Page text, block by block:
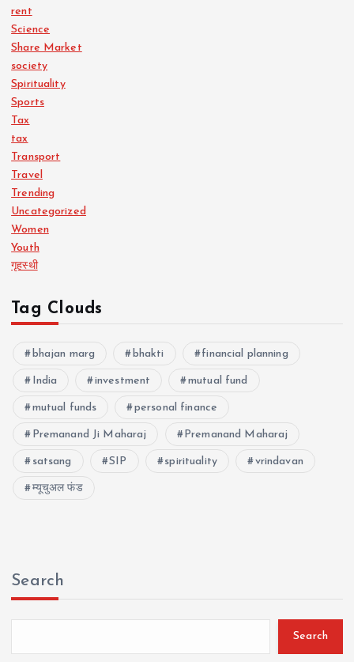
rent
Science
Share Market
society
Spirituality
Sports
Tax
tax
Transport
Travel
Trending
Uncategorized
Women
Youth
गृहस्थी
Tag Clouds
bhajan marg bhakti financial planning
India investment mutual fund
mutual funds personal finance
Premanand Ji Maharaj Premanand Maharaj
satsang SIP spirituality vrindavan
म्यूचुअल फंड
Search
Search